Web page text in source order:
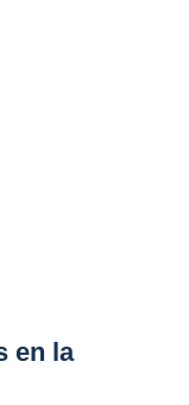
en la